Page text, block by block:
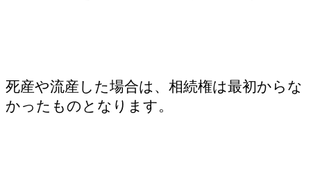
死産や流産した場合は、相続権は最初からな
かったものとなります。